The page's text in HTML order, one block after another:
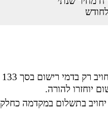
יוחזרו להורה.
בין ה- 1.6.2025 ועד 14.8.2025 ההורה יחויב בתשלום